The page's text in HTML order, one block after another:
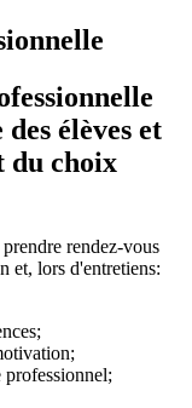
élèves et
du choix
rendez-vous
et, lors d'entretiens:
professionnel;